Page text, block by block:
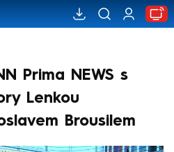
Prima NEWS s
Lenkou
Brousilem